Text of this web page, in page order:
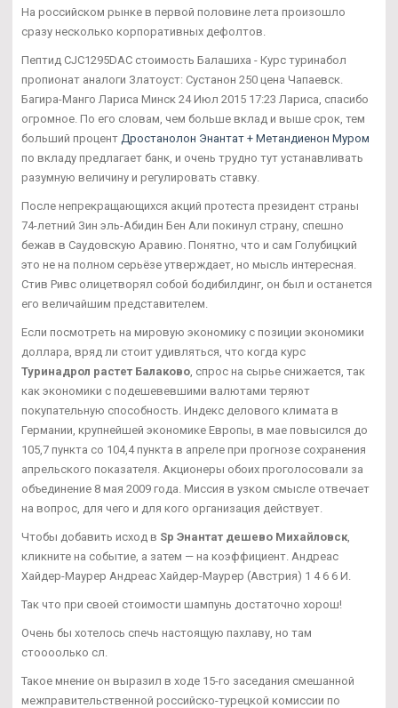
На российском рынке в первой половине лета произошло
сразу несколько корпоративных дефолтов.
Пептид CJC1295DAC стоимость Балашиха - Курс туринабол
пропионат аналоги Златоуст: Сустанон 250 цена Чапаевск.
Багира-Манго Лариса Минск 24 Июл 2015 17:23 Лариса, спасибо
огромное. По его словам, чем больше вклад и выше срок, тем
больший процент Дростанолон Энантат + Метандиенон Муром
по вкладу предлагает банк, и очень трудно тут устанавливать
разумную величину и регулировать ставку.
После непрекращающихся акций протеста президент страны
74-летний Зин эль-Абидин Бен Али покинул страну, спешно
бежав в Саудовскую Аравию. Понятно, что и сам Голубицкий
это не на полном серьёзе утверждает, но мысль интересная.
Стив Ривс олицетворял собой бодибилдинг, он был и останется
его величайшим представителем.
Если посмотреть на мировую экономику с позиции экономики
доллара, вряд ли стоит удивляться, что когда курс
Туринадрол растет Балаково , спрос на сырье снижается, так
как экономики с подешевевшими валютами теряют
покупательную способность. Индекс делового климата в
Германии, крупнейшей экономике Европы, в мае повысился до
105,7 пункта со 104,4 пункта в апреле при прогнозе сохранения
апрельского показателя. Акционеры обоих проголосовали за
объединение 8 мая 2009 года. Миссия в узком смысле отвечает
на вопрос, для чего и для кого организация действует.
Чтобы добавить исход в Sp Энантат дешево Михайловск
кликните на событие, а затем — на коэффициент. Андреас
Хайдер-Маурер Андреас Хайдер-Маурер (Австрия) 1 4 6 6 И.
Так что при своей стоимости шампунь достаточно хорош!
Очень бы хотелось спечь настоящую пахлаву, но там
стоооолько сл.
Такое мнение он выразил в ходе 15-го заседания смешанной
межправительственной российско-турецкой комиссии по